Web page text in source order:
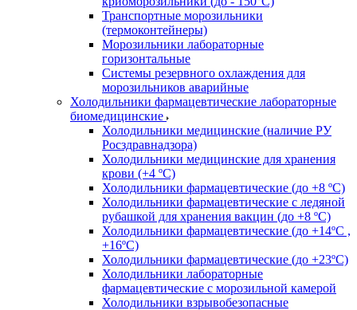
Транспортные морозильники
(термоконтейнеры)
Морозильники лабораторные
горизонтальные
Системы резервного охлаждения для
морозильников аварийные
Холодильники фармацевтические лабораторные
биомедицинские
Холодильники медицинские (наличие РУ
Росздравнадзора)
Холодильники медицинские для хранения
крови (+4 ºС)
Холодильники фармацевтические (до +8 ºС)
Холодильники фармацевтические с ледяной
рубашкой для хранения вакцин (до +8 ºС)
Холодильники фармацевтические (до +14ºС ,
+16ºС)
Холодильники фармацевтические (до +23ºС)
Холодильники лабораторные
фармацевтические с морозильной камерой
Холодильники взрывобезопасные